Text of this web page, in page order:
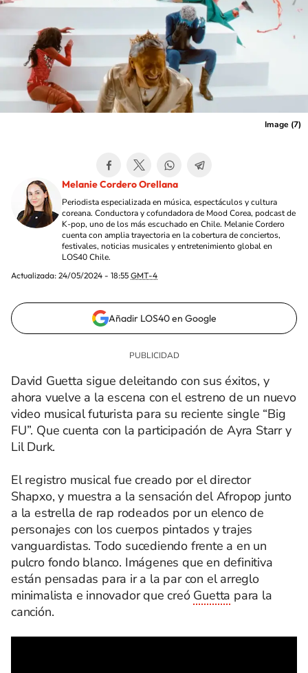
Image (7)
Melanie Cordero Orellana
Periodista especializada en música, espectáculos y cultura
coreana. Conductora y cofundadora de Mood Corea, podcast de
K-pop, uno de los más escuchado en Chile. Melanie Cordero
cuenta con amplia trayectoria en la cobertura de conciertos,
festivales, noticias musicales y entretenimiento global en
LOS40 Chile.
Actualizada: 24/05/2024 - 18:55 GMT-4
Añadir LOS40 en Google
David Guetta sigue deleitando con sus éxitos, y
ahora vuelve a la escena con el estreno de un nuevo
video musical futurista para su reciente single “Big
FU”. Que cuenta con la participación de Ayra Starr y
Lil Durk.
El registro musical fue creado por el director
Shapxo, y muestra a la sensación del Afropop junto
a la estrella de rap rodeados por un elenco de
personajes con los cuerpos pintados y trajes
vanguardistas. Todo sucediendo frente a en un
pulcro fondo blanco. Imágenes que en definitiva
están pensadas para ir a la par con el arreglo
minimalista e innovador que creó Guetta para la
canción.